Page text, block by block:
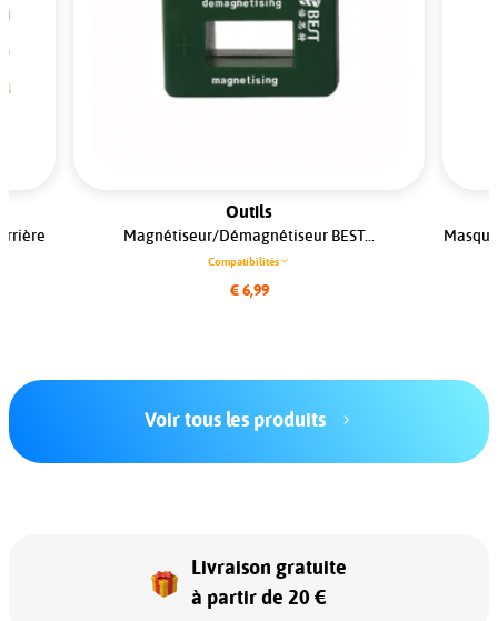
Outils
Magnétiseur/Démagnétiseur BEST...
Compatibilités
€ 6,99
Voir tous les produits
Livraison gratuite
à partir de 20 €